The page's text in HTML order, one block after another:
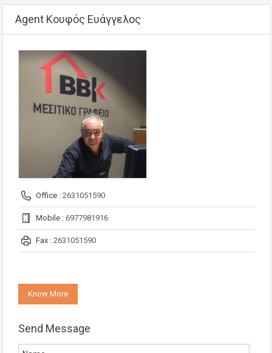
Agent Κουφός Ευάγγελος
Office : 2631051590
Mobile : 6977981916
Fax : 2631051590
Know More
Send Message